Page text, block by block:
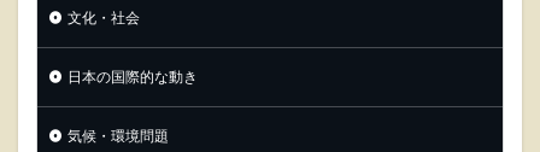
文化・社会
日本の国際的な動き
気候・環境問題